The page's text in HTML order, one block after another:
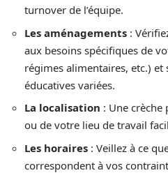
turnover de l’équipe.
Les aménagements :
aux besoins spécifiques de
régimes alimentaires, etc.)
éducatives variées.
La localisation : Une
ou de votre lieu de travail
Les horaires : Veillez à ce
correspondent à vos